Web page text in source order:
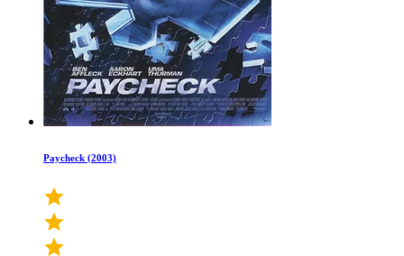
Paycheck (2003)